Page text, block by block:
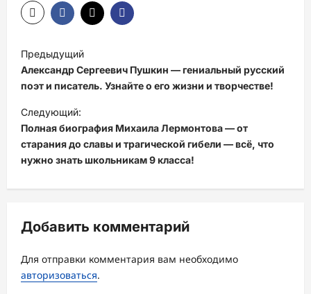
Н
а
в
и
г
а
я
з
а
п
Предыдущий
Александр Сергеевич Пушкин — гениальный русский
поэт и писатель. Узнайте о его жизни и творчестве!
Следующий:
Полная биография Михаила Лермонтова — от
старания до славы и трагической гибели — всё, что
нужно знать школьникам 9 класса!
Добавить комментарий
Для отправки комментария вам необходимо
авторизоваться.